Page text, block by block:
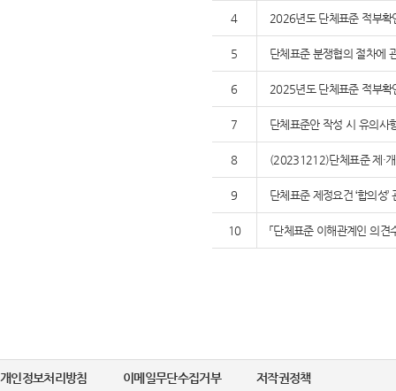
4 2026년도 단체표준 적부확
5 단체표준 분쟁협의 절차에
6 2025년도 단체표준 적부확
7 단체표준안 작성 시 유의사
8 (20231212)단체표준 제·
9 단체표준 제정요건 ‘합의성
10 「단체표준 이해관계인 의
개인정보처리방침 이메일무단수집거부 저작권정책